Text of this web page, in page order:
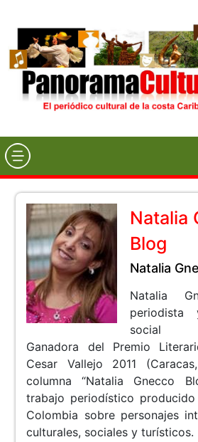
Natalia
Blog
Natalia
Natalia
periodista
social
Ganadora del Premio
Cesar Vallejo 2011
columna “Natalia Gnecco
trabajo periodístico
Colombia sobre personajes
culturales, sociales y turísticos.